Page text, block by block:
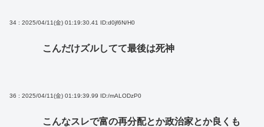
34 : 2025/04/11(金) 01:19:30.41 ID:d0jf6N/H0
こんだけズルしてて最後は死神
36 : 2025/04/11(金) 01:19:39.99 ID:/mALODzP0
こんなスレで富の再分配とか政治家とか良くも